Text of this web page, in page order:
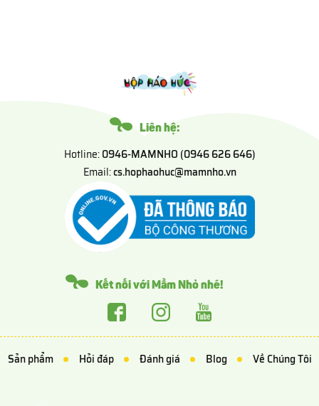
Liên hệ:
Hotline:0946-MAMNHO (0946 626 646)
Email:cs.hophaohuc@mamnho.vn
Kết nối với Mầm Nhỏ nhé!
Sản phẩm Hỏi đáp Đánh giá Blog Về Chúng Tôi